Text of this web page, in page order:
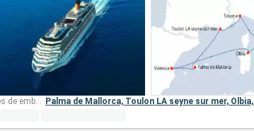
Otros puertos de embarque: Palma de Mallorca, Toulon LA seyne sur mer, Olbia,